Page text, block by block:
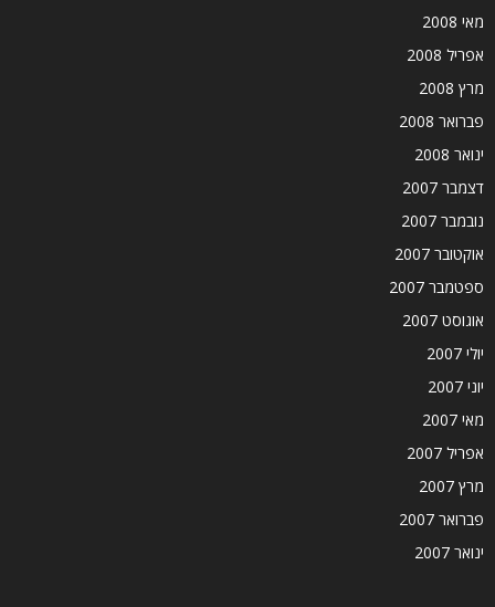
מאי 2008
אפריל 2008
מרץ 2008
פברואר 2008
ינואר 2008
דצמבר 2007
נובמבר 2007
אוקטובר 2007
ספטמבר 2007
אוגוסט 2007
יולי 2007
יוני 2007
מאי 2007
אפריל 2007
מרץ 2007
פברואר 2007
ינואר 2007